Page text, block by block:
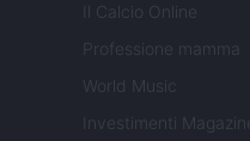
Il Calcio Online
Professione mamma
World Music
Investimenti Magazine